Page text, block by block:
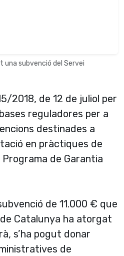
una subvenció del Servei
2018, de 12 de juliol per
reguladores per a
destinades a
en pràctiques de
de Garantia
de 11.000 € que
de Catalunya ha atorgat
s’ha pogut donar
de